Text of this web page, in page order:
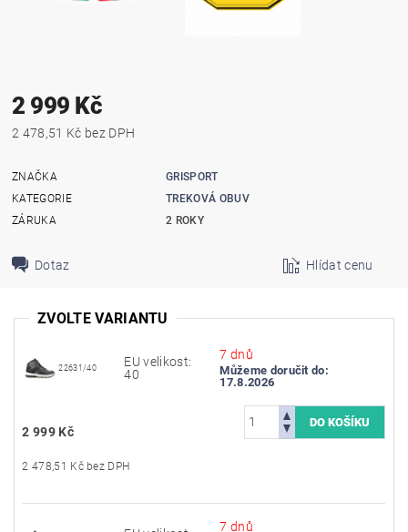
2 999 Kč
2 478,51 Kč bez DPH
ZNAČKA
GRISPORT
KATEGORIE
TREKOVÁ OBUV
ZÁRUKA
2 ROKY
Dotaz Hlídat cenu
ZVOLTE VARIANTU
22631/40
EU velikost:
40
7 dnů
Můžeme doručit do:
17.8.2026
2 999 Kč
2 478,51 Kč bez DPH
7 dnů